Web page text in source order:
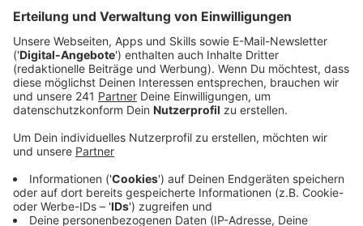
Anzeige
Leverkusen wurde für sein herausragendes Konzept
zur Information der Bevölkerung im Krisenfall mit dem
"European Climate Adaption Award" ausgezeichnet. Ein
externes Gutachter-Gremium lobte die Stadt als "Best
Practice-Beispiel" für andere Kommunen. Seit 2020
arbeitete Leverkusen an der Zertifizierung, die eine
umfassende Analyse der Klimawirkungen und eine
Bestandsaufnahme der Klimaschutzmaßnahmen